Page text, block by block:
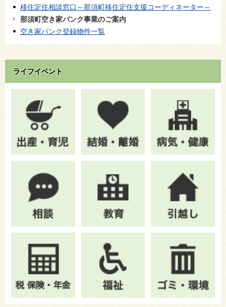
移住定住相談窓口～那須町移住定住支援コーディネーター～
那須町空き家バンク事業のご案内
空き家バンク登録物件一覧
ライフイベント